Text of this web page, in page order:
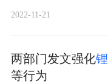
2022-11-21
两部门发文强化锂
等行为